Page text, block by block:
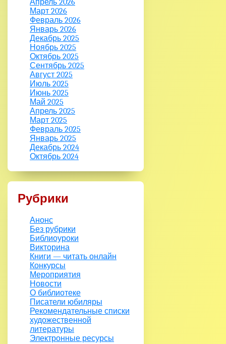
Апрель 2026
Март 2026
Февраль 2026
Январь 2026
Декабрь 2025
Ноябрь 2025
Октябрь 2025
Сентябрь 2025
Август 2025
Июль 2025
Июнь 2025
Май 2025
Апрель 2025
Март 2025
Февраль 2025
Январь 2025
Декабрь 2024
Октябрь 2024
Рубрики
Анонс
Без рубрики
Библиоуроки
Викторина
Книги — читать онлайн
Конкурсы
Мероприятия
Новости
О библиотеке
Писатели юбиляры
Рекомендательные списки
художественной
литературы
Электронные ресурсы